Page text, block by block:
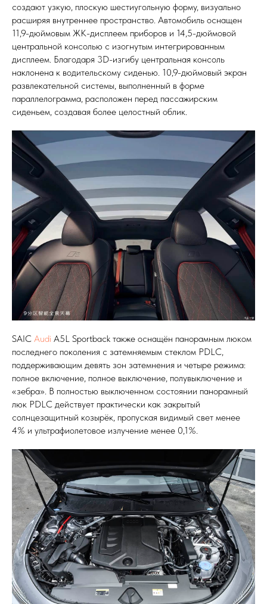
создают узкую, плоскую шестиугольную форму, визуально
расширяя внутреннее пространство. Автомобиль оснащен
11,9-дюймовым ЖК-дисплеем приборов и 14,5-дюймовой
центральной консолью с изогнутым интегрированным
дисплеем. Благодаря 3D-изгибу центральная консоль
наклонена к водительскому сиденью. 10,9-дюймовый экран
развлекательной системы, выполненный в форме
параллелограмма, расположен перед пассажирским
сиденьем, создавая более целостный облик.
SAIC Audi A5L Sportback также оснащён панорамным люком
последнего поколения с затемняемым стеклом PDLC,
поддерживающим девять зон затемнения и четыре режима:
полное включение, полное выключение, полувыключение и
«зебра». В полностью выключенном состоянии панорамный
люк PDLC действует практически как закрытый
солнцезащитный козырёк, пропуская видимый свет менее
4% и ультрафиолетовое излучение менее 0,1%.